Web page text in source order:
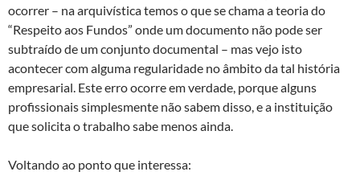
ocorrer – na arquivística temos o que se chama a teoria do
“Respeito aos Fundos” onde um documento não pode ser
subtraído de um conjunto documental – mas vejo isto
acontecer com alguma regularidade no âmbito da tal história
empresarial. Este erro ocorre em verdade, porque alguns
profissionais simplesmente não sabem disso, e a instituição
que solicita o trabalho sabe menos ainda.
Voltando ao ponto que interessa: